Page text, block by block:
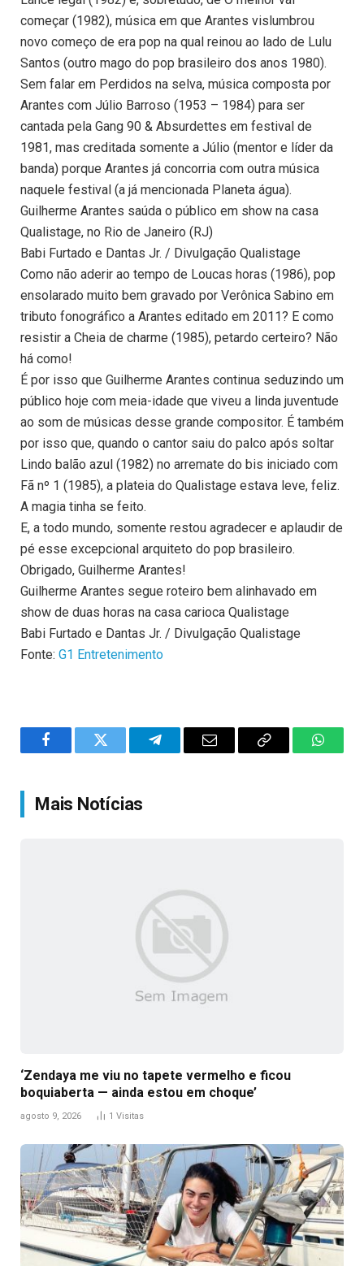
começar (1982), música em que Arantes vislumbrou
novo começo de era pop na qual reinou ao lado de Lulu
Santos (outro mago do pop brasileiro dos anos 1980).
Sem falar em Perdidos na selva, música composta por
Arantes com Júlio Barroso (1953 – 1984) para ser
cantada pela Gang 90 & Absurdettes em festival de
1981, mas creditada somente a Júlio (mentor e líder da
banda) porque Arantes já concorria com outra música
naquele festival (a já mencionada Planeta água).
Guilherme Arantes saúda o público em show na casa
Qualistage, no Rio de Janeiro (RJ)
Babi Furtado e Dantas Jr. / Divulgação Qualistage
Como não aderir ao tempo de Loucas horas (1986), pop
ensolarado muito bem gravado por Verônica Sabino em
tributo fonográfico a Arantes editado em 2011? E como
resistir a Cheia de charme (1985), petardo certeiro? Não
há como!
É por isso que Guilherme Arantes continua seduzindo um
público hoje com meia-idade que viveu a linda juventude
ao som de músicas desse grande compositor. É também
por isso que, quando o cantor saiu do palco após soltar
Lindo balão azul (1982) no arremate do bis iniciado com
Fã nº 1 (1985), a plateia do Qualistage estava leve, feliz.
A magia tinha se feito.
E, a todo mundo, somente restou agradecer e aplaudir de
pé esse excepcional arquiteto do pop brasileiro.
Obrigado, Guilherme Arantes!
Guilherme Arantes segue roteiro bem alinhavado em
show de duas horas na casa carioca Qualistage
Babi Furtado e Dantas Jr. / Divulgação Qualistage
Fonte: G1 Entretenimento
FacebookTwitter TelegramEmail
Copy
Mais Notícias
‘Zendaya me viu no tapete vermelho e ficou
boquiaberta — ainda estou em choque’
agosto 9, 2026 1 Visitas